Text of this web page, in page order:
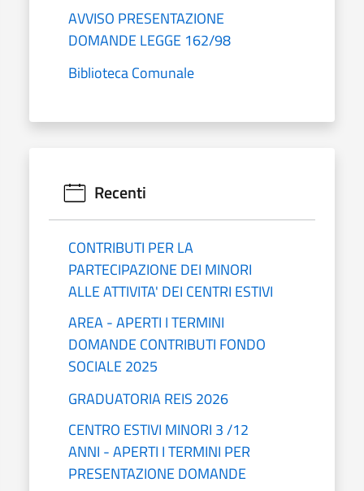
AVVISO PRESENTAZIONE
DOMANDE LEGGE 162/98
Biblioteca Comunale
Recenti
CONTRIBUTI PER LA
PARTECIPAZIONE DEI MINORI
ALLE ATTIVITA' DEI CENTRI ESTIVI
AREA - APERTI I TERMINI
DOMANDE CONTRIBUTI FONDO
SOCIALE 2025
GRADUATORIA REIS 2026
CENTRO ESTIVI MINORI 3 /12
ANNI - APERTI I TERMINI PER
PRESENTAZIONE DOMANDE